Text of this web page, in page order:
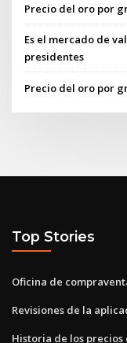
Precio del oro por
Es el mercado de
presidentes
Precio del oro por
Top Stories
Oficina de
Revisiones de la
Historia de los